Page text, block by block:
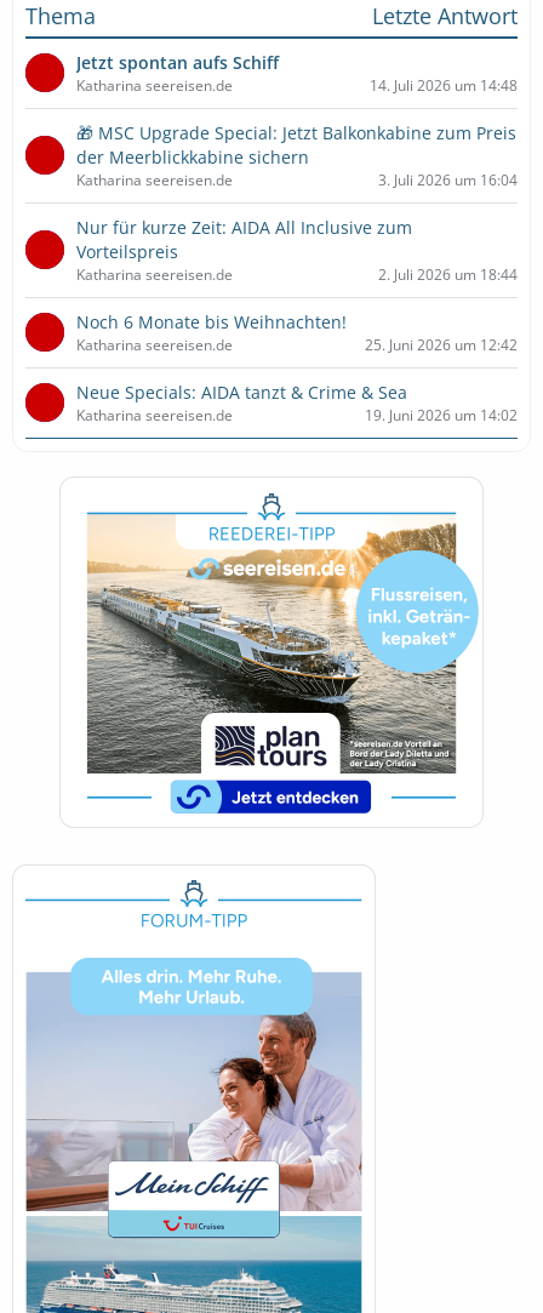
Thema Letzte Antwort
Jetzt spontan aufs Schiff
Katharina seereisen.de 14. Juli 2026 um 14:48
🎁 MSC Upgrade Special: Jetzt Balkonkabine zum Preis
der Meerblickkabine sichern
Katharina seereisen.de 3. Juli 2026 um 16:04
Nur für kurze Zeit: AIDA All Inclusive zum
Vorteilspreis
Katharina seereisen.de 2. Juli 2026 um 18:44
Noch 6 Monate bis Weihnachten!
Katharina seereisen.de 25. Juni 2026 um 12:42
Neue Specials: AIDA tanzt & Crime & Sea
Katharina seereisen.de 19. Juni 2026 um 14:02